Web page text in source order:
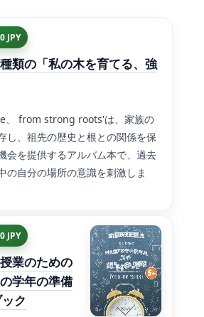
JPY
類の「私の木を育てる、強
、 from strong roots'は、家族の
し、祖先の歴史と根との関係を保
会を提供するアルバム本で、過去
の自分の場所の意識を刺激しま
JPY
業のための
学年の準備
ク